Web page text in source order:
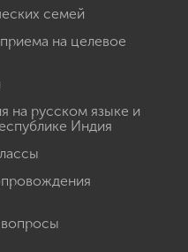
семей
на целевое
на русском языке и
Индия